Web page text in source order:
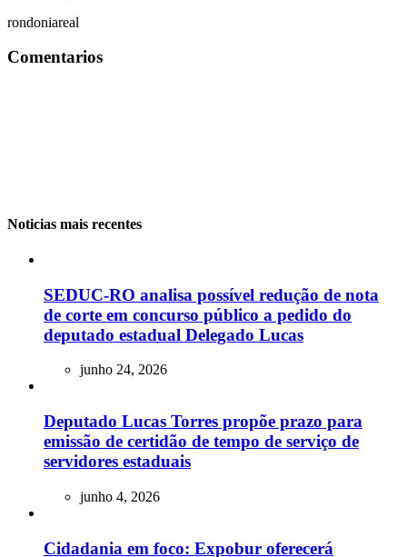
rondoniareal
Comentarios
Noticias mais recentes
SEDUC-RO analisa possível redução de nota
de corte em concurso público a pedido do
deputado estadual Delegado Lucas
junho 24, 2026
Deputado Lucas Torres propõe prazo para
emissão de certidão de tempo de serviço de
servidores estaduais
junho 4, 2026
Cidadania em foco: Expobur oferecerá